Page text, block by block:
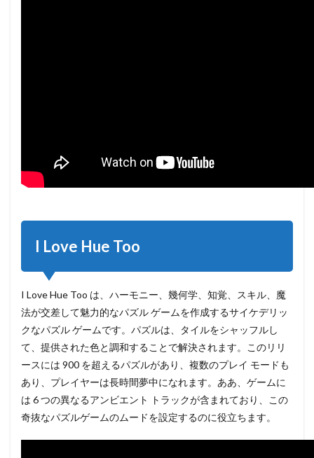
I Love Hue Too
I Love Hue Too は、ハーモニー、幾何学、知覚、スキル、魔
法が交差して魅力的なパズル ゲームを作成するサイケデリッ
クなパズル ゲームです。パズルは、タイルをシャッフルし
て、提供された色と調和することで解決されます。このリリ
ースには 900 を超えるパズルがあり、複数のプレイ モードも
あり、プレイヤーは長時間夢中になれます。ああ、ゲームに
は 6 つの異なるアンビエント トラックが含まれており、この
奇抜なパズルゲームのムードを設定するのに役立ちます。